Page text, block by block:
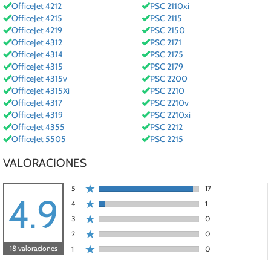
OfficeJet 4212
OfficeJet 4215
OfficeJet 4219
OfficeJet 4312
OfficeJet 4314
OfficeJet 4315
OfficeJet 4315v
OfficeJet 4315Xi
OfficeJet 4317
OfficeJet 4319
OfficeJet 4355
OfficeJet 5505
PSC 2110xi
PSC 2115
PSC 2150
PSC 2171
PSC 2175
PSC 2179
PSC 2200
PSC 2210
PSC 2210v
PSC 2210xi
PSC 2212
PSC 2215
VALORACIONES
4.9
18 valoraciones
5
4
3
2
1
17
1
0
0
0